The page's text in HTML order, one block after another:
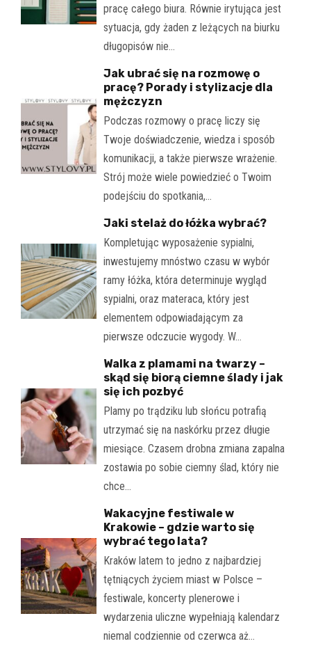
pracę całego biura. Równie irytująca jest
sytuacja, gdy żaden z leżących na biurku
długopisów nie…
Jak ubrać się na rozmowę o
pracę? Porady i stylizacje dla
mężczyzn
Podczas rozmowy o pracę liczy się
Twoje doświadczenie, wiedza i sposób
komunikacji, a także pierwsze wrażenie.
Strój może wiele powiedzieć o Twoim
podejściu do spotkania,…
Jaki stelaż do łóżka wybrać?
Kompletując wyposażenie sypialni,
inwestujemy mnóstwo czasu w wybór
ramy łóżka, która determinuje wygląd
sypialni, oraz materaca, który jest
elementem odpowiadającym za
pierwsze odczucie wygody. W…
Walka z plamami na twarzy –
skąd się biorą ciemne ślady i jak
się ich pozbyć
Plamy po trądziku lub słońcu potrafią
utrzymać się na naskórku przez długie
miesiące. Czasem drobna zmiana zapalna
zostawia po sobie ciemny ślad, który nie
chce…
Wakacyjne festiwale w
Krakowie – gdzie warto się
wybrać tego lata?
Kraków latem to jedno z najbardziej
tętniących życiem miast w Polsce –
festiwale, koncerty plenerowe i
wydarzenia uliczne wypełniają kalendarz
niemal codziennie od czerwca aż…